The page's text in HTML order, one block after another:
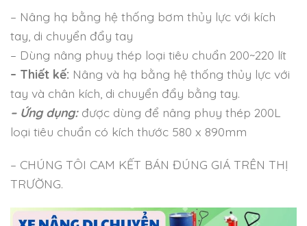
– Nâng hạ bằng hệ thống bơm thủy lực với kích
tay, di chuyển đẩy tay
– Dùng nâng phuy thép loại tiêu chuẩn 200~220 lít
– Thiết kế: Nâng và hạ bằng hệ thống thủy lực với
tay và chân kích, di chuyển đẩy bằng tay.
– Ứng dụng: được dùng để nâng phuy thép 200L
loại tiêu chuẩn có kích thước 580 x 890mm
– CHÚNG TÔI CAM KẾT BÁN ĐÚNG GIÁ TRÊN THỊ
TRƯỜNG.